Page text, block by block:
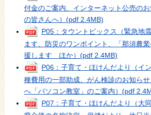
付金のご案内、インターネット公売の
の皆さんへ） (pdf 2.4MB)
P05：タウントピックス（緊急地
ます、防災のワンポイント、「那須農
援します ほか） (pdf 2.4MB)
P06：子育て・ほけんだより（イ
種費用の一部助成、がん検診のお知ら
へ「パソコン教室」のご案内） (pdf
P07：子育て・ほけんだより（大